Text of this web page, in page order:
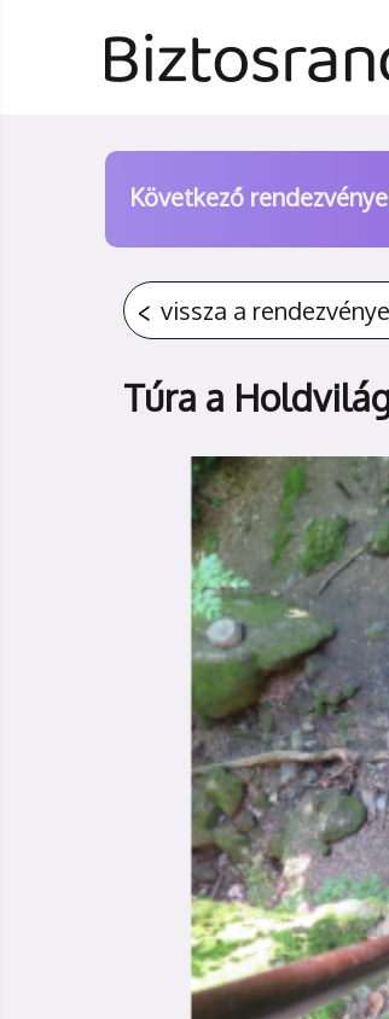
Következő
vissza a
Túra a